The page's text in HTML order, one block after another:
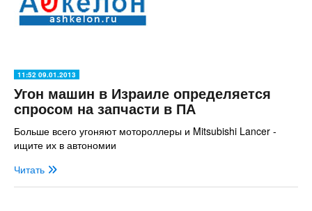
11:52 09.01.2013
Угон машин в Израиле определяется
спросом на запчасти в ПА
Больше всего угоняют мотороллеры и Mitsubishi Lancer -
ищите их в автономии
Читать